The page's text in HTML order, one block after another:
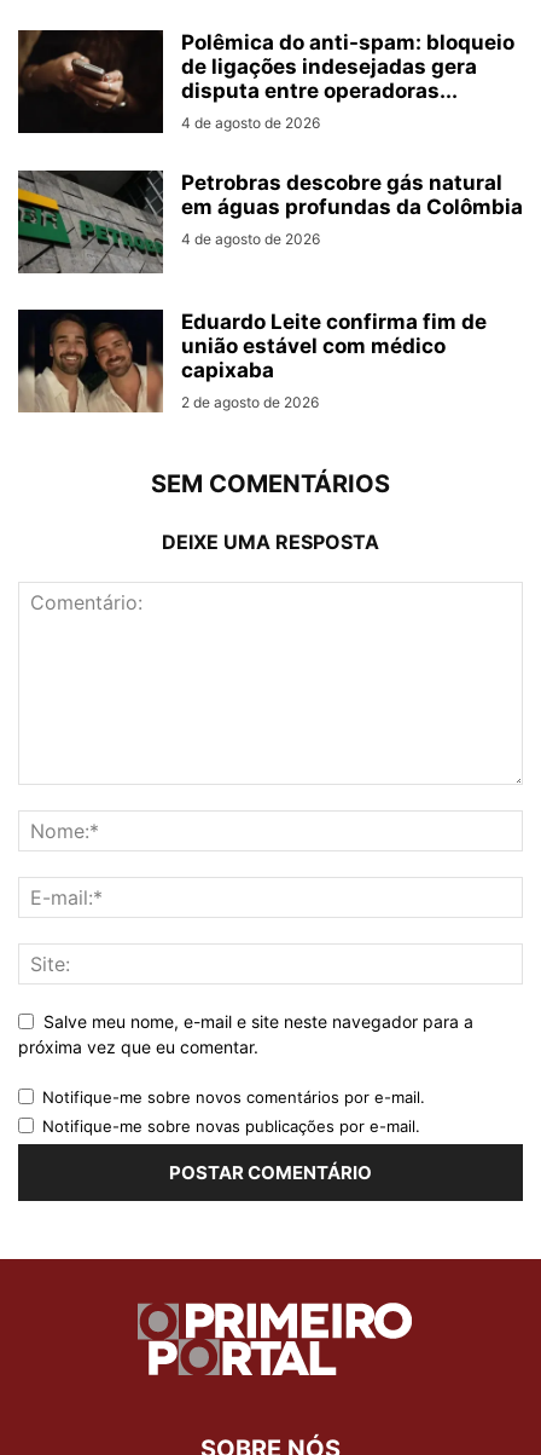
Polêmica do anti-spam: bloqueio
de ligações indesejadas gera
disputa entre operadoras...
4 de agosto de 2026
Petrobras descobre gás natural
em águas profundas da Colômbia
4 de agosto de 2026
Eduardo Leite confirma fim de
união estável com médico
capixaba
2 de agosto de 2026
SEM COMENTÁRIOS
DEIXE UMA RESPOSTA
Salve meu nome, e-mail e site neste navegador para a
próxima vez que eu comentar.
Notifique-me sobre novos comentários por e-mail.
Notifique-me sobre novas publicações por e-mail.
SOBRE NÓS